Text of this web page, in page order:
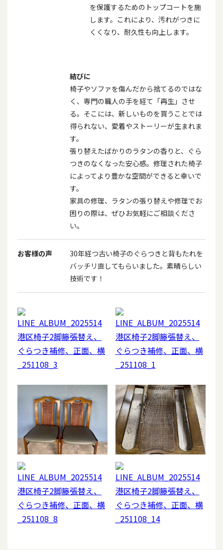
を保護するためのトップコートを施
します。これにより、汚れがつきに
くくなり、耐久性も向上します。
結びに
椅子やソファを傷んだから捨てるのではな
く、専門の職人の手を経て「再生」させ
る。そこには、新しいものを買うことでは
得られない、愛着やストーリーが生まれま
す。
張り替えたばかりのラタンの香りと、ぐら
つきのなくなった安心感。修理された椅子
によってより豊かな空間ができると幸いで
す。
家具の修理、ラタンの張り替えや修理でお
困りの際は、ぜひお気軽にご相談くださ
い。
お客様の声
30年経つ古い椅子のぐらつきと背もたれを
バッチリ直してもらいました。素晴らしい
技術です！